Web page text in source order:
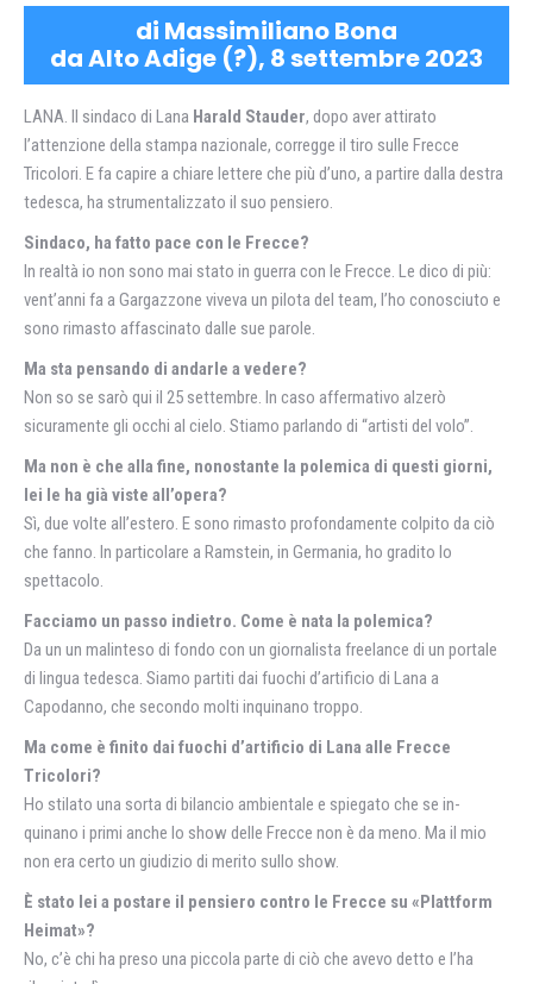
di Massimiliano Bona
da Alto Adige (?), 8 settembre 2023
LANA. Il sindaco di Lana Harald Stauder, dopo aver attirato
l’attenzione della stampa nazionale, corregge il tiro sulle Frecce
Tricolori. E fa capire a chiare lettere che più d’uno, a partire dalla destra
tedesca, ha strumentalizzato il suo pensiero.
Sindaco, ha fatto pace con le Frecce?
In realtà io non sono mai stato in guerra con le Frecce. Le dico di più:
vent’anni fa a Gargazzone viveva un pilota del team, l’ho conosciuto e
sono rimasto affascinato dalle sue parole.
Ma sta pensando di andarle a vedere?
Non so se sarò qui il 25 settembre. In caso affermativo alzerò
sicuramente gli occhi al cielo. Stiamo parlando di “artisti del volo”.
Ma non è che alla fine, nonostante la polemica di questi giorni,
lei le ha già viste all’opera?
Sì, due volte all’estero. E sono rimasto profondamente colpito da ciò
che fanno. In particolare a Ramstein, in Germania, ho gradito lo
spettacolo.
Facciamo un passo indietro. Come è nata la polemica?
Da un un malinteso di fondo con un giornalista freelance di un portale
di lingua tedesca. Siamo partiti dai fuochi d’artificio di Lana a
Capodanno, che secondo molti inquinano troppo.
Ma come è finito dai fuochi d’artificio di Lana alle Frecce
Tricolori?
Ho stilato una sorta di bilancio ambientale e spiegato che se in-
quinano i primi anche lo show delle Frecce non è da meno. Ma il mio
non era certo un giudizio di merito sullo show.
È stato lei a postare il pensiero contro le Frecce su «Plattform
Heimat»?
No, c’è chi ha preso una piccola parte di ciò che avevo detto e l’ha